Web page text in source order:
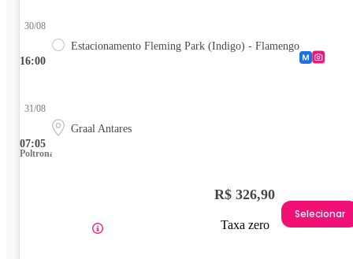
16:00
30/08
Estacionamento Fleming Park (Indigo) - Flamengo
07:05
31/08
Graal Antares
Poltrona
R$ 326,90
Taxa zero
Selecionar